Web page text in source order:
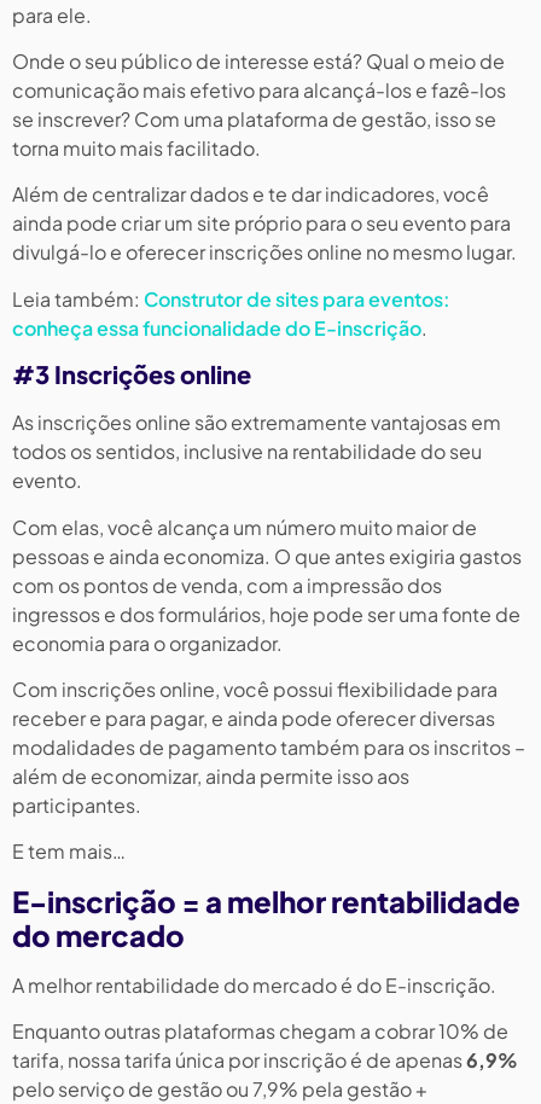
para ele.
Onde o seu público de interesse está? Qual o meio de
comunicação mais efetivo para alcançá-los e fazê-los
se inscrever? Com uma plataforma de gestão, isso se
torna muito mais facilitado.
Além de centralizar dados e te dar indicadores, você
ainda pode criar um site próprio para o seu evento para
divulgá-lo e oferecer inscrições online no mesmo lugar.
Leia também: Construtor de sites para eventos:
conheça essa funcionalidade do E-inscrição.
#3 Inscrições online
As inscrições online são extremamente vantajosas em
todos os sentidos, inclusive na rentabilidade do seu
evento.
Com elas, você alcança um número muito maior de
pessoas e ainda economiza. O que antes exigiria gastos
com os pontos de venda, com a impressão dos
ingressos e dos formulários, hoje pode ser uma fonte de
economia para o organizador.
Com inscrições online, você possui flexibilidade para
receber e para pagar, e ainda pode oferecer diversas
modalidades de pagamento também para os inscritos –
além de economizar, ainda permite isso aos
participantes.
E tem mais…
E-inscrição = a melhor rentabilidade
do mercado
A melhor rentabilidade do mercado é do E-inscrição.
Enquanto outras plataformas chegam a cobrar 10% de
tarifa, nossa tarifa única por inscrição é de apenas6,9%
pelo serviço de gestão ou 7,9% pela gestão +